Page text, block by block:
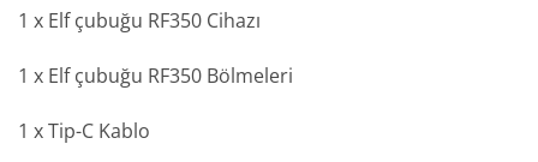
1 x Elf çubuğu RF350 Cihazı
1 x Elf çubuğu RF350 Bölmeleri
1 x Tip-C Kablo